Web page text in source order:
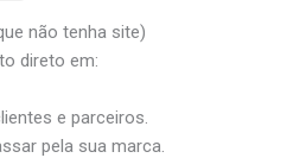
não tenha site)
direto em:
e parceiros.
pela sua marca.